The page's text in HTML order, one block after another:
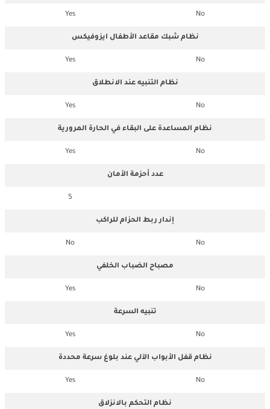
No
Yes
نظام شبك مقاعد الأطفال ايزوفيكس
No
Yes
نظام التنبيه عند الانطلاق
No
Yes
نظام المساعدة على البقاء في الحارة المرورية
No
Yes
عدد أحزمة الأمان
5
إندار ربط الحزام للراكب
No
No
مصباح الضباب الخلفي
No
Yes
تنبيه السرعة
No
Yes
نظام قفل الأبواب الآلي عند بلوغ سرعة محددة
No
Yes
نظام التحكم بالانزلاق